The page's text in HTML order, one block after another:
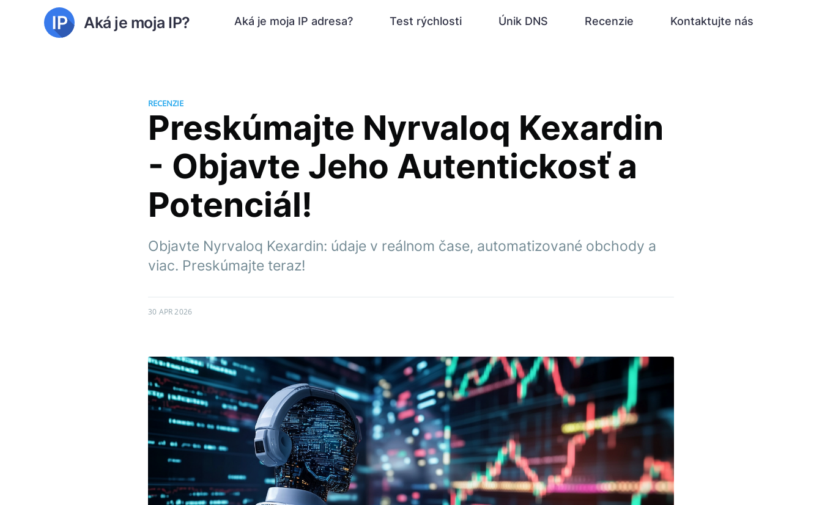
Aká je moja IP? Aká je moja IP adresa? Test rýchlosti Únik DNS Recenzie Kontaktujte nás
RECENZIE
Preskúmajte Nyrvaloq Kexardin
- Objavte Jeho Autentickosť a
Potenciál!
Objavte Nyrvaloq Kexardin: údaje v reálnom čase, automatizované obchody a
viac. Preskúmajte teraz!
30 APR 2026